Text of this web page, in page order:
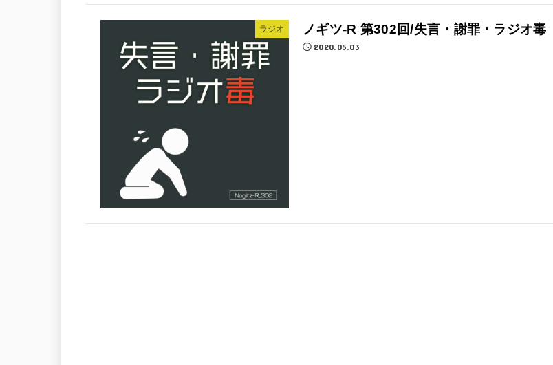
ラジオ ノギツ-R 第302回/失言・謝罪・ラジオ毒
2020.05.03